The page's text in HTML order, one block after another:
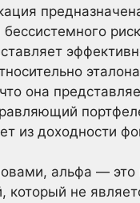
бессистемного
она
из доходности
альфа — это
который не